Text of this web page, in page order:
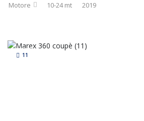
Motore 10-24 mt 2019
11